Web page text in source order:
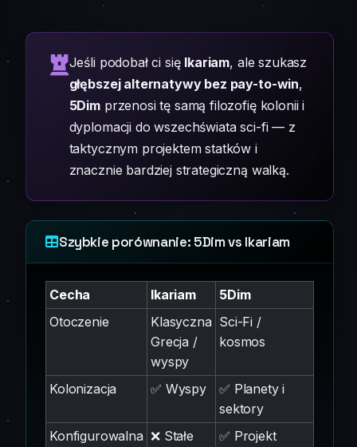
Jeśli podobał ci się Ikariam, ale szukasz
głębszej alternatywy bez pay-to-win,
5Dim przenosi tę samą filozofię kolonii i
dyplomacji do wszechświata sci-fi — z
taktycznym projektem statków i
znacznie bardziej strategiczną walką.
Szybkie porównanie: 5Dim vs Ikariam
Cecha Ikariam
5Dim
Otoczenie
Klasyczna
Grecja /
wyspy
Sci-Fi /
kosmos
Kolonizacja ✅ Wyspy
✅ Planety i
sektory
Konfigurowalna ❌ Stałe
✅ Projekt